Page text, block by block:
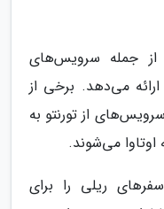
جمله سرویس‌های
می‌دهد. برخی از
از تورنتو به
اوتاوا می‌شوند.
ریلی را برای